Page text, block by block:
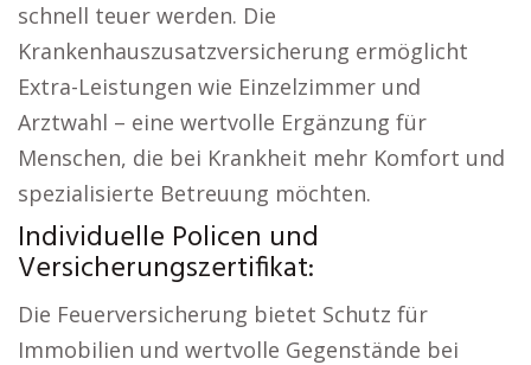
schnell teuer werden. Die
Krankenhauszusatzversicherung ermöglicht
Extra-Leistungen wie Einzelzimmer und
Arztwahl – eine wertvolle Ergänzung für
Menschen, die bei Krankheit mehr Komfort und
spezialisierte Betreuung möchten.
Individuelle Policen und
Versicherungszertifikat:
Die Feuerversicherung bietet Schutz für
Immobilien und wertvolle Gegenstände bei